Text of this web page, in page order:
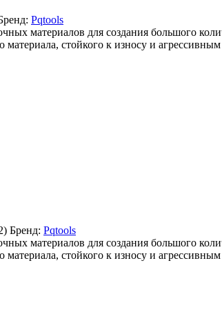
Pqtools
материалов для создания большого
материала, стойкого к износу и
) Бренд: Pqtools
материалов для создания большого
материала, стойкого к износу и